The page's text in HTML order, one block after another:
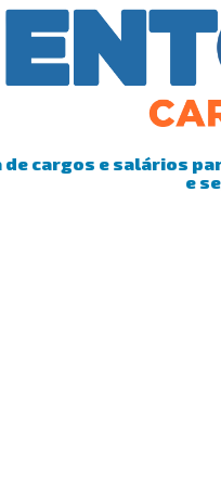
de cargos e salários
e